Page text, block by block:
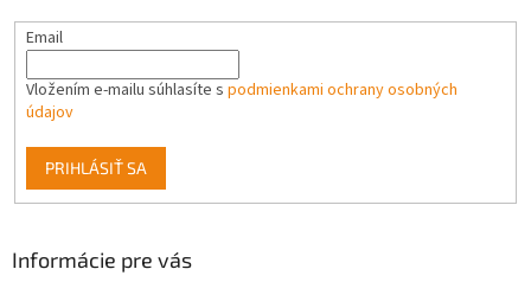
Email
Vložením e-mailu súhlasíte s podmienkami ochrany osobných
údajov
PRIHLÁSIŤ SA
Informácie pre vás